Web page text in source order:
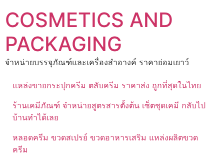
to
content
COSMETICS AND
PACKAGING
จำหน่ายบรรจุภัณฑ์และเครื่องสำอางค์ ราคาย่อมเยาว์
แหล่งขายกระปุกครีม ตลับครีม ราคาส่ง ถูกที่สุดในไทย
ร้านเคมีภัณฑ์ จำหน่ายสูตรสารตั้งต้น เซ็ตชุดเคมี กลับไป
บ้านทำได้เลย
หลอดครีม ขวดสเปรย์ ขวดอาหารเสริม แหล่งผลิตขวด
ครีม